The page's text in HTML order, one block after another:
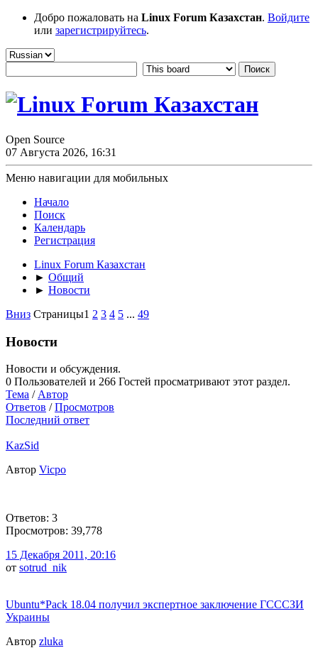
Добро пожаловать на Linux Forum Казахстан. Войдите
или зарегистрируйтесь.
Open Source
07 Августа 2026, 16:31
Меню навигации для мобильных
Начало
Поиск
Календарь
Регистрация
Linux Forum Казахстан
► Общий
► Новости
Вниз Страницы1 2 3 4 5 ... 49
Новости
Новости и обсуждения.
0 Пользователей и 266 Гостей просматривают этот раздел.
Тема / Автор
Ответов /Просмотров
Последний ответ
KazSid
Автор Vicpo
Ответов: 3
Просмотров: 39,778
15 Декабря 2011, 20:16
от sotrud_nik
Ubuntu*Pack 18.04 получил экспертное заключение ГСССЗИ
Украины
Автор zluka